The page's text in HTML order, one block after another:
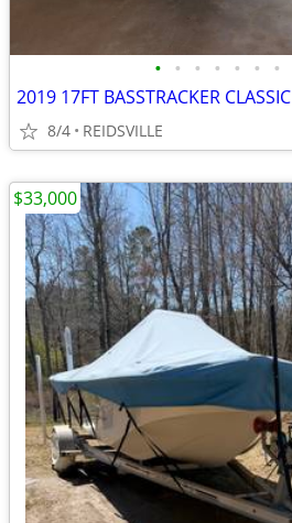
• • • • • • •
2019 17FT BASSTRACKER CLASSIC
8/4 REIDSVILLE
$33,000